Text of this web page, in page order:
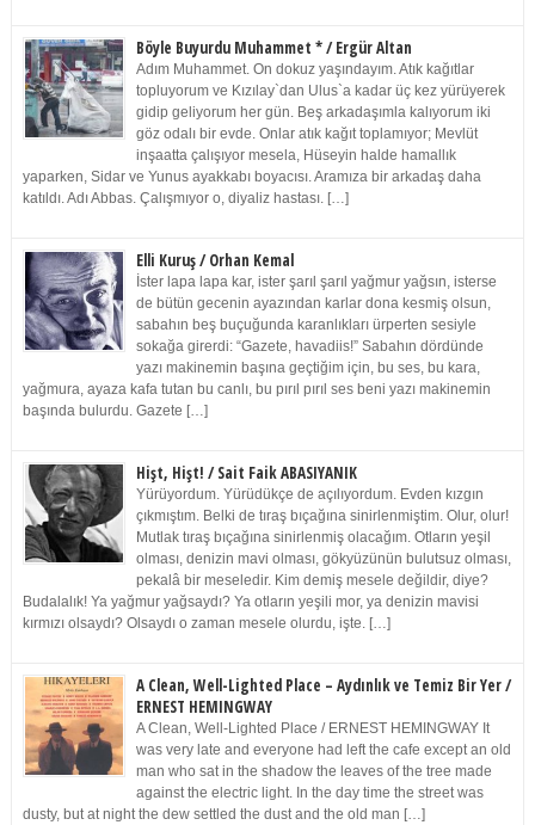
Böyle Buyurdu Muhammet * / Ergür Altan
Adım Muhammet. On dokuz yaşındayım. Atık kağıtlar
topluyorum ve Kızılay`dan Ulus`a kadar üç kez yürüyerek
gidip geliyorum her gün. Beş arkadaşımla kalıyorum iki
göz odalı bir evde. Onlar atık kağıt toplamıyor; Mevlüt
inşaatta çalışıyor mesela, Hüseyin halde hamallık
yaparken, Sidar ve Yunus ayakkabı boyacısı. Aramıza bir arkadaş daha
katıldı. Adı Abbas. Çalışmıyor o, diyaliz hastası. […]
Elli Kuruş / Orhan Kemal
İster lapa lapa kar, ister şarıl şarıl yağmur yağsın, isterse
de bütün gecenin ayazından karlar dona kesmiş olsun,
sabahın beş buçuğunda karanlıkları ürperten sesiyle
sokağa girerdi: “Gazete, havadiis!” Sabahın dördünde
yazı makinemin başına geçtiğim için, bu ses, bu kara,
yağmura, ayaza kafa tutan bu canlı, bu pırıl pırıl ses beni yazı makinemin
başında bulurdu. Gazete […]
Hişt, Hişt! / Sait Faik ABASIYANIK
Yürüyordum. Yürüdükçe de açılıyordum. Evden kızgın
çıkmıştım. Belki de tıraş bıçağına sinirlenmiştim. Olur, olur!
Mutlak tıraş bıçağına sinirlenmiş olacağım. Otların yeşil
olması, denizin mavi olması, gökyüzünün bulutsuz olması,
pekalâ bir meseledir. Kim demiş mesele değildir, diye?
Budalalık! Ya yağmur yağsaydı? Ya otların yeşili mor, ya denizin mavisi
kırmızı olsaydı? Olsaydı o zaman mesele olurdu, işte. […]
A Clean, Well-Lighted Place – Aydınlık ve Temiz Bir Yer /
ERNEST HEMINGWAY
A Clean, Well-Lighted Place / ERNEST HEMINGWAY It
was very late and everyone had left the cafe except an old
man who sat in the shadow the leaves of the tree made
against the electric light. In the day time the street was
dusty, but at night the dew settled the dust and the old man […]